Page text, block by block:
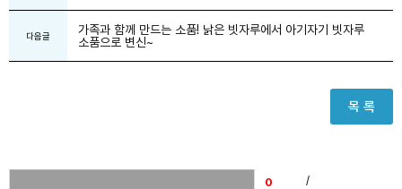
다음글
가족과 함께 만드는 소품! 낡은 빗자루에서 아기자기 빗자루
소품으로 변신~
목 록
/